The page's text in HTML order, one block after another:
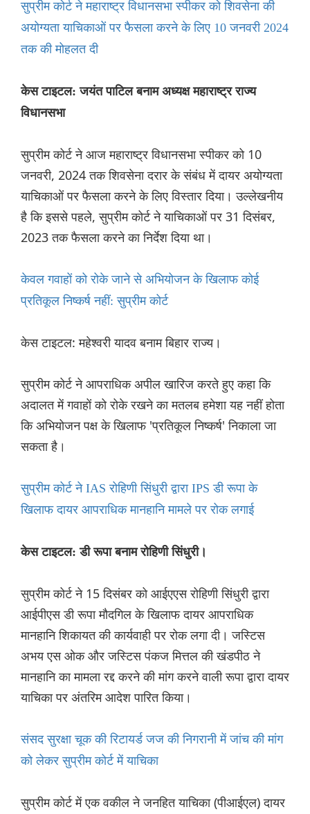
सुप्रीम कोर्ट ने महाराष्ट्र विधानसभा स्पीकर को शिवसेना की
अयोग्यता याचिकाओं पर फैसला करने के लिए 10 जनवरी 2024
तक की मोहलत दी
केस टाइटल: जयंत पाटिल बनाम अध्यक्ष महाराष्ट्र राज्य
विधानसभा
सुप्रीम कोर्ट ने आज महाराष्ट्र विधानसभा स्पीकर को 10
जनवरी, 2024 तक शिवसेना दरार के संबंध में दायर अयोग्यता
याचिकाओं पर फैसला करने के लिए विस्तार दिया। उल्लेखनीय
है कि इससे पहले, सुप्रीम कोर्ट ने याचिकाओं पर 31 दिसंबर,
2023 तक फैसला करने का निर्देश दिया था।
केवल गवाहों को रोके जाने से अभियोजन के खिलाफ कोई
प्रतिकूल निष्कर्ष नहीं: सुप्रीम कोर्ट
केस टाइटल: महेश्वरी यादव बनाम बिहार राज्य।
सुप्रीम कोर्ट ने आपराधिक अपील खारिज करते हुए कहा कि
अदालत में गवाहों को रोके रखने का मतलब हमेशा यह नहीं होता
कि अभियोजन पक्ष के खिलाफ 'प्रतिकूल निष्कर्ष' निकाला जा
सकता है।
सुप्रीम कोर्ट ने IAS रोहिणी सिंधुरी द्वारा IPS डी रूपा के
खिलाफ दायर आपराधिक मानहानि मामले पर रोक लगाई
केस टाइटल: डी रूपा बनाम रोहिणी सिंधुरी।
सुप्रीम कोर्ट ने 15 दिसंबर को आईएएस रोहिणी सिंधुरी द्वारा
आईपीएस डी रूपा मौदगिल के खिलाफ दायर आपराधिक
मानहानि शिकायत की कार्यवाही पर रोक लगा दी। जस्टिस
अभय एस ओक और जस्टिस पंकज मित्तल की खंडपीठ ने
मानहानि का मामला रद्द करने की मांग करने वाली रूपा द्वारा दायर
याचिका पर अंतरिम आदेश पारित किया।
संसद सुरक्षा चूक की रिटायर्ड जज की निगरानी में जांच की मांग
को लेकर सुप्रीम कोर्ट में याचिका
सुप्रीम कोर्ट में एक वकील ने जनहित याचिका (पीआईएल) दायर